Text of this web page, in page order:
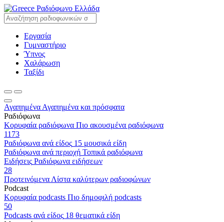
Ραδιόφωνο Ελλάδα
Εργασία
Γυμναστήριο
Ύπνος
Χαλάρωση
Ταξίδι
Αγαπημένα Αγαπημένα και πρόσφατα
Ραδιόφωνα
Κορυφαία ραδιόφωνα Πιο ακουσμένα ραδιόφωνα
1173
Ραδιόφωνα ανά είδος 15 μουσικά είδη
Ραδιόφωνα ανά περιοχή Τοπικά ραδιόφωνα
Ειδήσεις Ραδιόφωνα ειδήσεων
28
Προτεινόμενα Λίστα καλύτερων ραδιοφώνων
Podcast
Κορυφαία podcasts Πιο δημοφιλή podcasts
50
Podcasts ανά είδος 18 θεματικά είδη